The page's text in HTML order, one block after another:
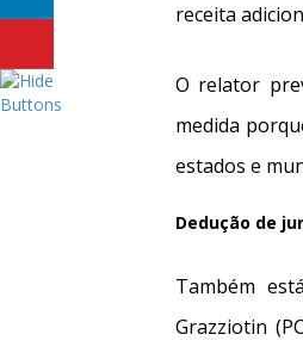
receita
O relator
medida
estados e
Dedução de
Também
Grazziotin